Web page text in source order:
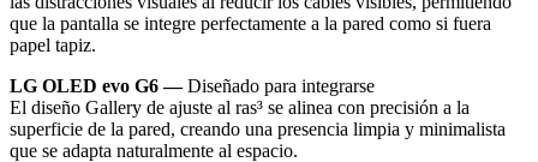
que la pantalla se integre perfectamente a la pared como si fuera
papel tapiz.
LG OLED evo G6 —Diseñado para integrarse
El diseño Gallery de ajuste al ras³ se alinea con precisión a la
superficie de la pared, creando una presencia limpia y minimalista
que se adapta naturalmente al espacio.